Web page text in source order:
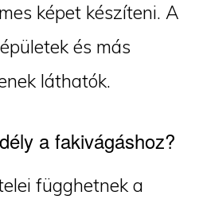
képet készíteni. A
és más
láthatók.
a fakivágáshoz?
függhetnek a